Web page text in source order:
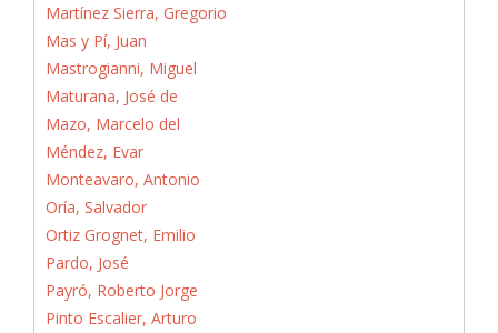
Martínez Sierra, Gregorio
Mas y Pí, Juan
Mastrogianni, Miguel
Maturana, José de
Mazo, Marcelo del
Méndez, Evar
Monteavaro, Antonio
Oría, Salvador
Ortiz Grognet, Emilio
Pardo, José
Payró, Roberto Jorge
Pinto Escalier, Arturo